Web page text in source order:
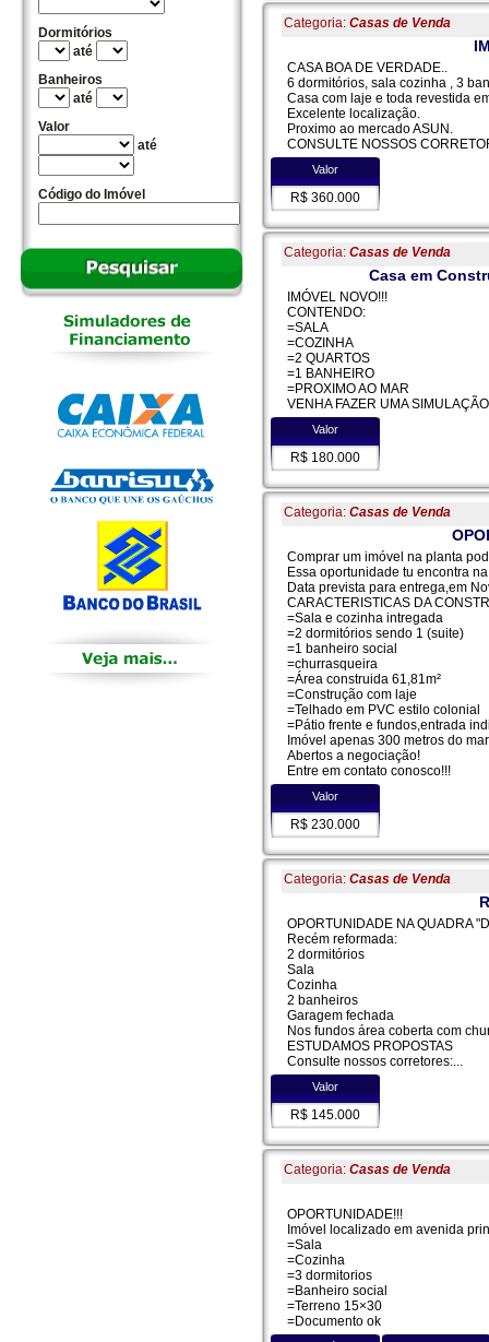
Dormitórios
até
Banheiros
até
Valor
até
Código do Imóvel
Categoria: Casas de Venda
CASA BOA DE VERDADE..
6 dormitórios, sala cozinha , 3
Casa com laje e toda revestida
Excelente localização.
Proximo ao mercado ASUN.
CONSULTE NOSSOS
Valor
R$ 360.000
Categoria: Casas de Venda
Casa em
IMÓVEL NOVO!!!
CONTENDO:
=SALA
=COZINHA
=2 QUARTOS
=1 BANHEIRO
=PROXIMO AO MAR
VENHA FAZER UMA
Valor
R$ 180.000
Categoria: Casas de Venda
Comprar um imóvel na planta
Essa oportunidade tu encontra
Data prevista para entrega,em
CARACTERISTICAS DA
=Sala e cozinha intregada
=2 dormitórios sendo 1 (suite)
=1 banheiro social
=churrasqueira
=Área construida 61,81m²
=Construção com laje
=Telhado em PVC estilo colonial
=Pátio frente e fundos,entrada
Imóvel apenas 300 metros do
Abertos a negociação!
Entre em contato conosco!!!
Valor
R$ 230.000
Categoria: Casas de Venda
OPORTUNIDADE NA QUADRA
Recém reformada:
2 dormitórios
Sala
Cozinha
2 banheiros
Garagem fechada
Nos fundos área coberta com
ESTUDAMOS PROPOSTAS
Consulte nossos corretores:...
Valor
R$ 145.000
Categoria: Casas de Venda
OPORTUNIDADE!!!
Imóvel localizado em avenida
=Sala
=Cozinha
=3 dormitorios
=Banheiro social
=Terreno 15×30
=Documento ok